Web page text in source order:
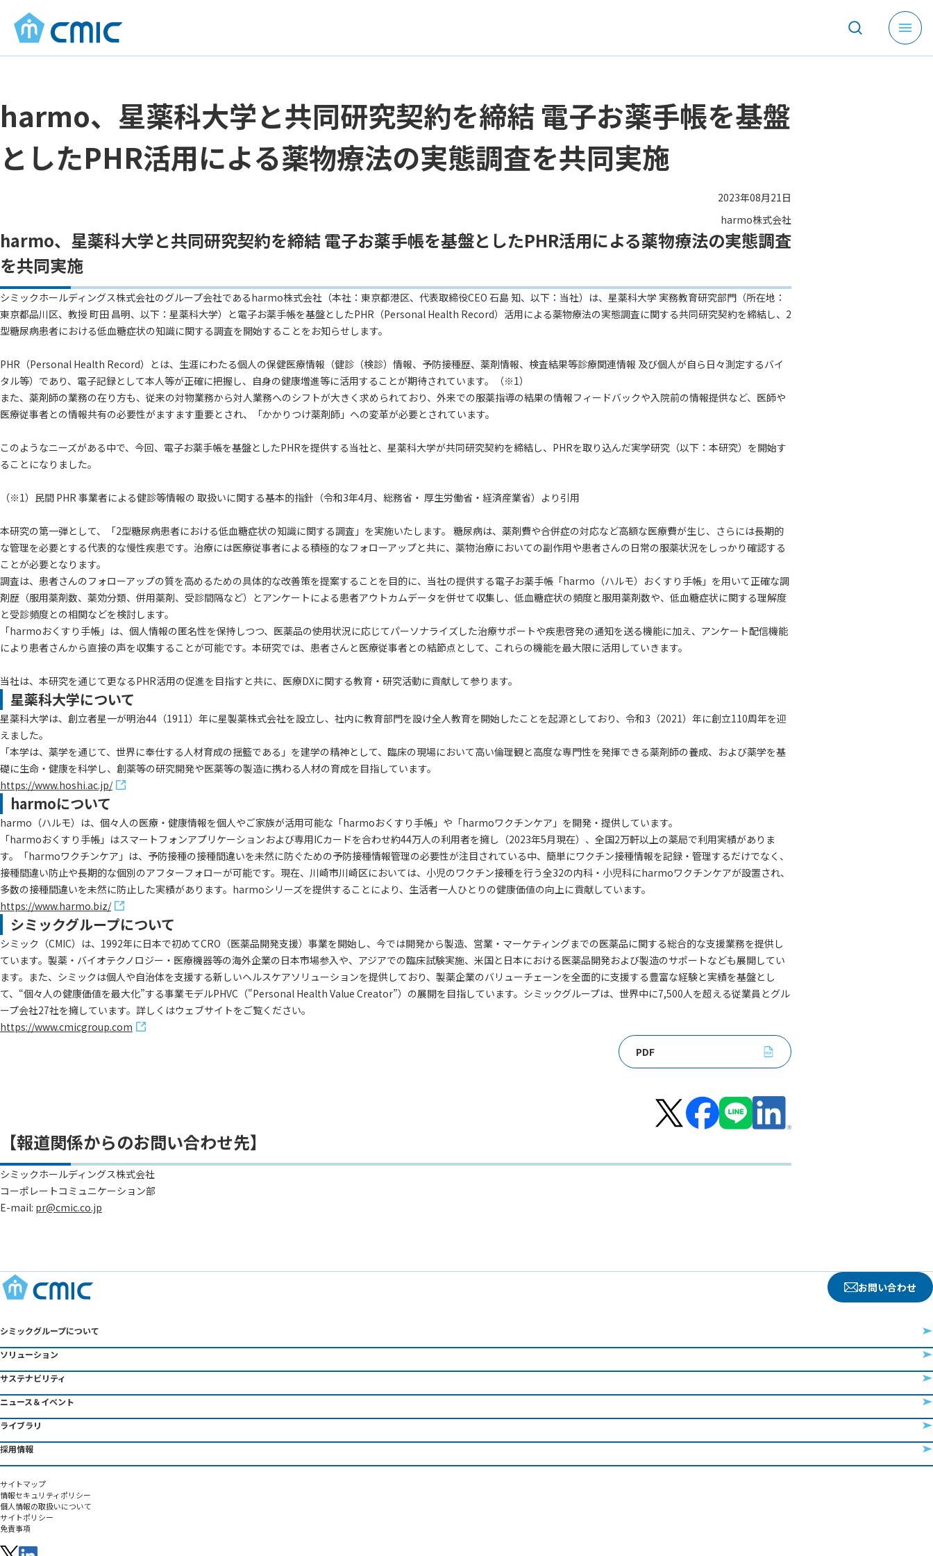
メ
ニ
harmo、星薬科大学と共同研究契約を締結 電子お薬手帳を基盤
としたPHR活用による薬物療法の実態調査を共同実施
2023年08月21日
harmo株式会社
harmo、星薬科大学と共同研究契約を締結 電子お薬手帳を基盤としたPHR活用による薬物療法の実態調査
を共同実施
シミックホールディングス株式会社のグループ会社であるharmo株式会社（本社：東京都港区、代表取締役CEO 石島 知、以下：当社）は、星薬科大学 実務教育研究部門（所在地：
東京都品川区、教授 町田 昌明、以下：星薬科大学）と電子お薬手帳を基盤としたPHR（Personal Health Record）活用による薬物療法の実態調査に関する共同研究契約を締結し、2
型糖尿病患者における低血糖症状の知識に関する調査を開始することをお知らせします。
PHR（Personal Health Record）とは、生涯にわたる個人の保健医療情報（健診（検診）情報、予防接種歴、薬剤情報、検査結果等診療関連情報 及び個人が自ら日々測定するバイ
タル等）であり、電子記録として本人等が正確に把握し、自身の健康増進等に活用することが期待されています。（※1）
また、薬剤師の業務の在り方も、従来の対物業務から対人業務へのシフトが大きく求められており、外来での服薬指導の結果の情報フィードバックや入院前の情報提供など、医師や
医療従事者との情報共有の必要性がますます重要とされ、「かかりつけ薬剤師」への変革が必要とされています。
このようなニーズがある中で、今回、電子お薬手帳を基盤としたPHRを提供する当社と、星薬科大学が共同研究契約を締結し、PHRを取り込んだ実学研究（以下：本研究）を開始す
ることになりました。
（※1）民間 PHR 事業者による健診等情報の 取扱いに関する基本的指針（令和3年4月、総務省・ 厚生労働省・経済産業省）より引用
本研究の第一弾として、「2型糖尿病患者における低血糖症状の知識に関する調査」を実施いたします。 糖尿病は、薬剤費や合併症の対応など高額な医療費が生じ、さらには長期的
な管理を必要とする代表的な慢性疾患です。治療には医療従事者による積極的なフォローアップと共に、薬物治療においての副作用や患者さんの日常の服薬状況をしっかり確認する
ことが必要となります。
調査は、患者さんのフォローアップの質を高めるための具体的な改善策を提案することを目的に、当社の提供する電子お薬手帳「harmo（ハルモ）おくすり手帳」を用いて正確な調
剤歴（服用薬剤数、薬効分類、併用薬剤、受診間隔など）とアンケートによる患者アウトカムデータを併せて収集し、低血糖症状の頻度と服用薬剤数や、低血糖症状に関する理解度
と受診頻度との相関などを検討します。
「harmoおくすり手帳」は、個人情報の匿名性を保持しつつ、医薬品の使用状況に応じてパーソナライズした治療サポートや疾患啓発の通知を送る機能に加え、アンケート配信機能
により患者さんから直接の声を収集することが可能です。本研究では、患者さんと医療従事者との結節点として、これらの機能を最大限に活用していきます。
当社は、本研究を通じて更なるPHR活用の促進を目指すと共に、医療DXに関する教育・研究活動に貢献して参ります。
星薬科大学について
星薬科大学は、創立者星一が明治44（1911）年に星製薬株式会社を設立し、社内に教育部門を設け全人教育を開始したことを起源としており、令和3（2021）年に創立110周年を迎
えました。
「本学は、薬学を通じて、世界に奉仕する人材育成の揺籃である」を建学の精神として、臨床の現場において高い倫理観と高度な専門性を発揮できる薬剤師の養成、および薬学を基
礎に生命・健康を科学し、創薬等の研究開発や医薬等の製造に携わる人材の育成を目指しています。
https://www.hoshi.ac.jp/
harmoについて
harmo（ハルモ）は、個々人の医療・健康情報を個人やご家族が活用可能な「harmoおくすり手帳」や「harmoワクチンケア」を開発・提供しています。
「harmoおくすり手帳」はスマートフォンアプリケーションおよび専用ICカードを合わせ約44万人の利用者を擁し（2023年5月現在）、全国2万軒以上の薬局で利用実績がありま
す。「harmoワクチンケア」は、予防接種の接種間違いを未然に防ぐための予防接種情報管理の必要性が注目されている中、簡単にワクチン接種情報を記録・管理するだけでなく、
接種間違い防止や長期的な個別のアフターフォローが可能です。現在、川崎市川崎区においては、小児のワクチン接種を行う全32の内科・小児科にharmoワクチンケアが設置され、
多数の接種間違いを未然に防止した実績があります。harmoシリーズを提供することにより、生活者一人ひとりの健康価値の向上に貢献しています。
https://www.harmo.biz/
シミックグループについて
シミック（CMIC）は、1992年に日本で初めてCRO（医薬品開発支援）事業を開始し、今では開発から製造、営業・マーケティングまでの医薬品に関する総合的な支援業務を提供し
ています。製薬・バイオテクノロジー・医療機器等の海外企業の日本市場参入や、アジアでの臨床試験実施、米国と日本における医薬品開発および製造のサポートなども展開してい
ます。また、シミックは個人や自治体を支援する新しいヘルスケアソリューションを提供しており、製薬企業のバリューチェーンを全面的に支援する豊富な経験と実績を基盤とし
て、“個々人の健康価値を最大化”する事業モデルPHVC（"Personal Health Value Creator”）の展開を目指しています。シミックグループは、世界中に7,500人を超える従業員とグル
ープ会社27社を擁しています。詳しくはウェブサイトをご覧ください。
https://www.cmicgroup.com
PDF
【報道関係からのお問い合わせ先】
シミックホールディングス株式会社
コーポレートコミュニケーション部
E-mail: pr@cmic.co.jp
お問い合わせ
シミックグループについて
ソリューション
サステナビリティ
ニュース＆イベント
ライブラリ
採用情報
サイトマップ
情報セキュリティポリシー
個人情報の取扱いについて
サイトポリシー
免責事項